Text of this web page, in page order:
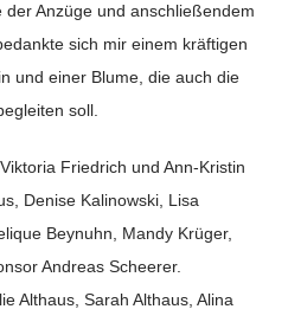
Anzüge und anschließendem
sich mir einem kräftigen
und einer Blume, die auch die
soll.
Friedrich und Ann-Kristin
Denise Kalinowski, Lisa
Beynuhn, Mandy Krüger,
Andreas Scheerer.
Althaus, Sarah Althaus, Alina